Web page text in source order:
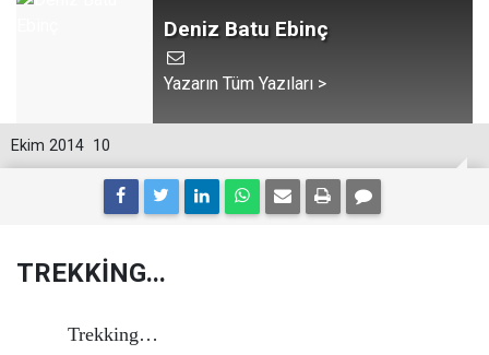
Deniz Batu Ebinç
Yazarın Tüm Yazıları >
10
Ekim 2014
TREKKİNG...
Trekking…